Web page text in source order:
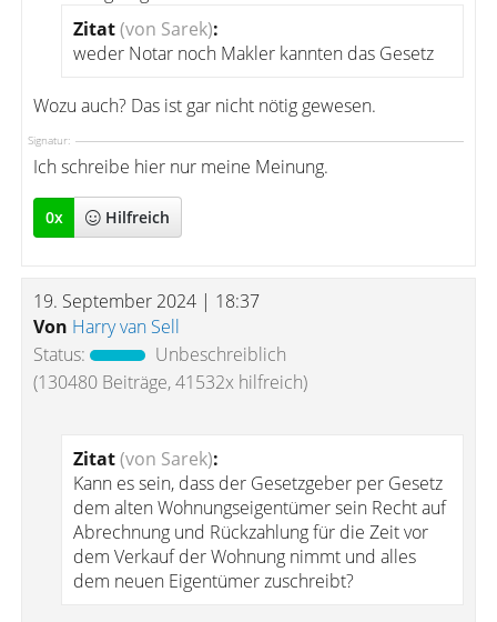
Zitat(von Sarek):
weder Notar noch Makler kannten das Gesetz
Wozu auch? Das ist gar nicht nötig gewesen.
Signatur:
Ich schreibe hier nur meine Meinung.
0x Hilfreich
19. September 2024 | 18:37
Von Harry van Sell
Status:
Unbeschreiblich
(130480 Beiträge, 41532x hilfreich)
Zitat(von Sarek):
Kann es sein, dass der Gesetzgeber per Gesetz
dem alten Wohnungseigentümer sein Recht auf
Abrechnung und Rückzahlung für die Zeit vor
dem Verkauf der Wohnung nimmt und alles
dem neuen Eigentümer zuschreibt?